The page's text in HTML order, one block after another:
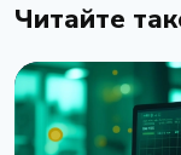
Читайте